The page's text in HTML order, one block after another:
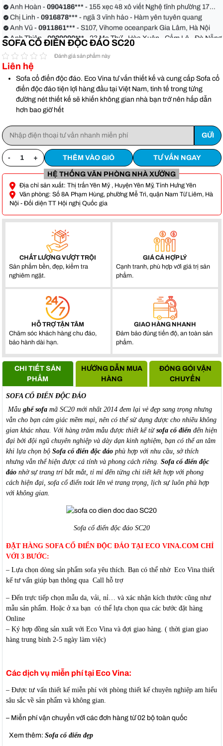
Anh Hoàn - 0904186*** - 155 xẹc 48 xô viết Nghệ tĩnh phường 17
quận Bình Thạnh
Chị Linh - 0916878***
- ngã 3 vĩnh hảo - Hàm yên tuyên quang
Anh Vũ - 0911861*** - S107, Vihome oceanpark Gia Lâm, Hà Nội
Anh Thiện - 0929090*** - 23 Mẹ Thứ - Hòa Xuân - Cẩm Lệ - Đà Nẵng
Chị Hoa -0988068***- 56 Nguyễn Khang, Cầu Giấy
Anh Việt -0349582***- Toà Moonlight An Lạc, Vân Canh Hoài Đức
Anh Hoàn -
quận Bình Thạnh
Chị Linh - 0916878***
- ngã 3 vĩnh hảo - Hàm yên tuyên quang
Anh Vũ -0911861***- S107, Vihome oceanpark Gia Lâm, Hà Nội
SOFA CỔ ĐIỂN ĐỘC ĐÁO SC20
Đánh giá sản phẩm này
Liên hệ
Sofa cổ điển độc đáo. Eco Vina tư vấn thiết kế và cung cấp Sofa cổ
điển độc đáo tiện lợi hàng đầu tại Việt Nam, tinh tế trong từng
đường nét thiết kế sẽ khiến không gian nhà bạn trở nên hấp dẫn
hơn bao giờ hết
- + THÊM VÀO GIỎ TƯ VẤN NGAY
HỆ THỐNG VĂN PHÒNG NHÀ XƯỞNG
Địa chỉ sản xuất: Thị trấn Yên Mỹ , Huyện Yên Mỹ, Tỉnh Hưng Yên
Văn phòng: Số 8A Phạm Hùng, phường Mễ Trì, quận Nam Từ Liêm, Hà
Nội - Đối diện TT Hội nghị Quốc gia
CHẤT LƯỢNG VƯỢT TRỘI
Sản phẩm bền, đẹp, kiểm tra
nghiêm ngặt.
GIÁ CẢ HỢP LÝ
Cạnh tranh, phù hợp với giá trị sản
phẩm.
HỖ TRỢ TẬN TÂM
Chăm sóc khách hàng chu đáo,
bảo hành dài hạn.
GIAO HÀNG NHANH
Đảm bảo đúng tiến độ, an toàn sản
phẩm.
CHI TIẾT SẢN
PHẨM
HƯỚNG DẪN MUA
HÀNG
ĐÓNG GÓI VẬN
CHUYỂN
SOFA CỔ ĐIỂN ĐỘC ĐÁO
Mẫu ghế sofamã SC20 mới nhất 2014 đem lại vẻ đẹp sang trọng nhưng
vẫn cho bạn cảm giác mềm mại, nên có thể sử dụng được cho nhiều không
gian khác nhau. Với hàng trăm mẫu được thiết kế từ sofa cổ điển đến hiện
đại bởi đội ngũ chuyên nghiệp và dày dạn kinh nghiệm, bạn có thể an tâm
khi lựa chọn bộSofa cổ điển độc đáophù hợp với nhu cầu, sở thích
nhưng vẫn thể hiện được cá tính và phong cách riêng. Sofa cổ điển độc
đáonhờ sự trang trí bắt mắt, tỉ mỉ đến từng chi tiết kết hợp với phong
cách hiện đại, sofa cổ điển toát lên vẻ trang trọng, lịch sự luôn phù hợp
với không gian.
Sofa cổ điển độc đáo SC20
ĐẶT HÀNG SOFA CỔ ĐIỂN ĐỘC ĐÁO TẠI ECO VINA.COM CHỈ
VỚI 3 BƯỚC:
– Lựa chọn dòng sản phẩm sofa yêu thích. Bạn có thể nhờ Eco Vina thiết
kế tư vấn giúp bạn thông qua Call hỗ trợ
– Đến trực tiếp chọn mẫu da, vải, nỉ… và xác nhận kích thước cũng như
mẫu sản phẩm. Hoặc ở xa bạn có thể lựa chọn qua các bước đặt hàng
Online
– Ký hợp đồng sản xuất với Eco Vina và đợi giao hàng. ( thời gian giao
hàng trung bình 2-5 ngày làm việc)
Các dịch vụ miễn phí tại Eco Vina:
– Được tư vấn thiết kế miễn phí với phòng thiết kế chuyên nghiệp am hiểu
sâu sắc về sản phẩm và không gian.
– Miễn phí vận chuyển với các đơn hàng từ 02 bộ toàn quốc
Xem thêm: Sofa cổ điển đẹp